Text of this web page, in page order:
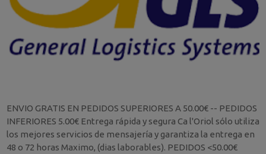
ENVIO GRATIS EN PEDIDOS SUPERIORES A 50.00€ -- PEDIDOS
INFERIORES 5.00€ Entrega rápida y segura Ca l'Oriol sólo utiliza
los mejores servicios de mensajería y garantiza la entrega en
48 o 72 horas Maximo, (dias laborables). PEDIDOS <50.00€